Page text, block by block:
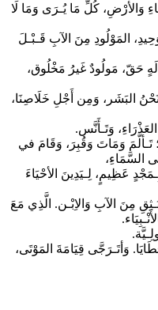
وَالأرْضِ، كُلِّ مَا يُـرَى وَمَا لَا
المَوْلُودِ مِنَ الآبِ قَـبْـلَ
حَقّ، مَولُودٌ غَيرُ مَخْلُوق،
البَشَر، وَمِن أَجْلِ خَلَاصِنَا،
وَتَـأَنَّس.
وَمَاتَ وَقُبِرَ، وَقَامَ في
السَّمَاءِ،
عَظِيمٍ، لِـيَدِينَ الأحْيَاءَ
مِنَ الآبِ وَالاِبْـن. الَّذِي مَعَ
وَأتَـرَجَّى قِيَامَةَ المَوْتَى،